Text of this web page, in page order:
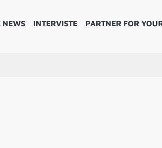
NEWS INTERVISTE PARTNER FOR